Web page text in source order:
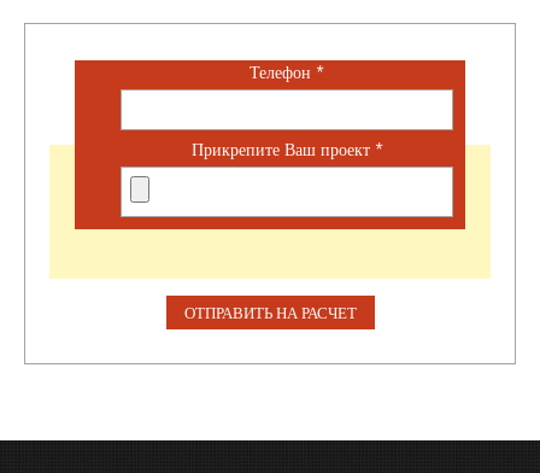
Телефон *
Прикрепите Ваш проект *